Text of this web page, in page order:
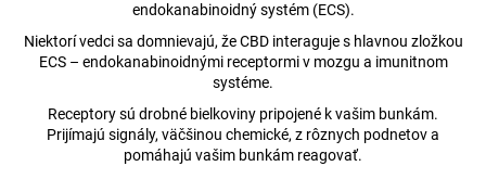
endokanabinoidný systém (ECS).
Niektorí vedci sa domnievajú, že CBD interaguje s hlavnou zložkou
ECS – endokanabinoidnými receptormi v mozgu a imunitnom
systéme.
Receptory sú drobné bielkoviny pripojené k vašim bunkám.
Prijímajú signály, väčšinou chemické, z rôznych podnetov a
pomáhajú vašim bunkám reagovať.
e
CANNABIS
COOKIES